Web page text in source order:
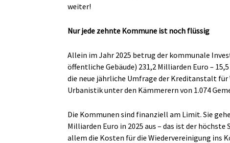
weiter!
Nur jede zehnte Kommune ist noch flüssig
Allein im Jahr 2025 betrug der kommunale
öffentliche Gebäude) 231,2 Milliarden Euro –
die neue jährliche Umfrage der Kreditanstalt
Urbanistik unter den Kämmerern von 1.074
Die Kommunen sind finanziell am Limit. Sie
Milliarden Euro in 2025 aus – das ist der
allem die Kosten für die Wiedervereinigung ins